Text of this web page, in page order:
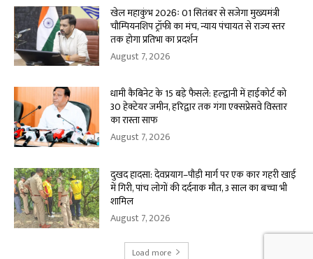
खेल महाकुंभ 2026ः 01 सितंबर से सजेगा मुख्यमंत्री
चौम्पियनशिप ट्रॉफी का मंच, न्याय पंचायत से राज्य स्तर
तक होगा प्रतिभा का प्रदर्शन
August 7, 2026
धामी कैबिनेट के 15 बड़े फैसले: हल्द्वानी में हाईकोर्ट को
30 हेक्टेयर जमीन, हरिद्वार तक गंगा एक्सप्रेसवे विस्तार
का रास्ता साफ
August 7, 2026
दुखद हादसा: देवप्रयाग–पौड़ी मार्ग पर एक कार गहरी खाई
में गिरी, पांच लोगों की दर्दनाक मौत, 3 साल का बच्चा भी
शामिल
August 7, 2026
Load more